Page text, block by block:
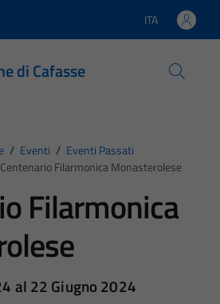
Lingua attiva:
ITA
di Cafasse
/ Eventi / Eventi Passati
Centenario Filarmonica Monasterolese
Filarmonica
al 22 Giugno 2024